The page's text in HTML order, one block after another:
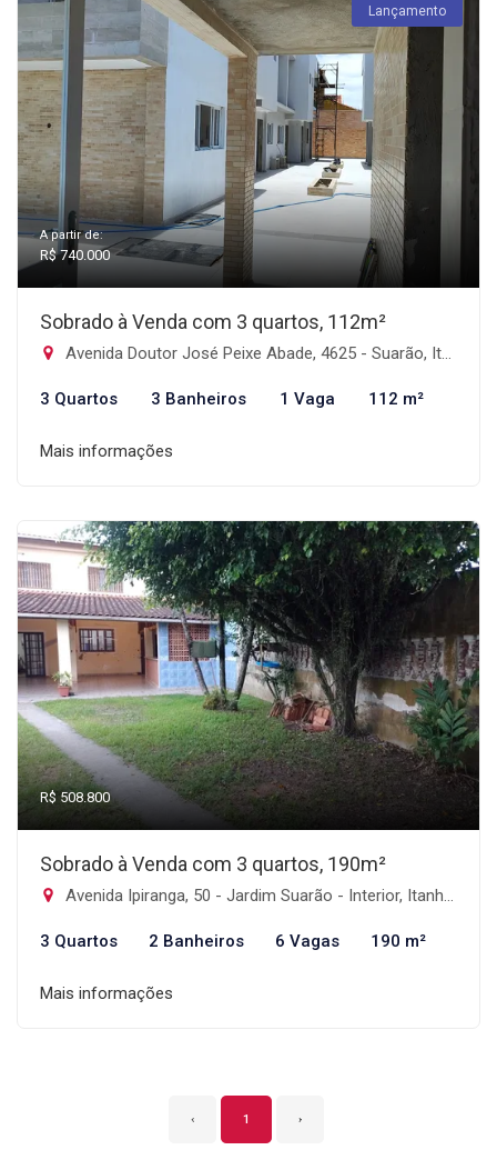
Lançamento
A partir de:
R$ 740.000
Sobrado à Venda com 3 quartos, 112m²
Avenida Doutor José Peixe Abade, 4625 - Suarão, Itanhaém-SP
3 Quartos 3 Banheiros 1 Vaga 112 m²
Mais informações
R$ 508.800
Sobrado à Venda com 3 quartos, 190m²
Avenida Ipiranga, 50 - Jardim Suarão - Interior, Itanhaém-SP
3 Quartos 2 Banheiros 6 Vagas 190 m²
Mais informações
‹ 1 ›